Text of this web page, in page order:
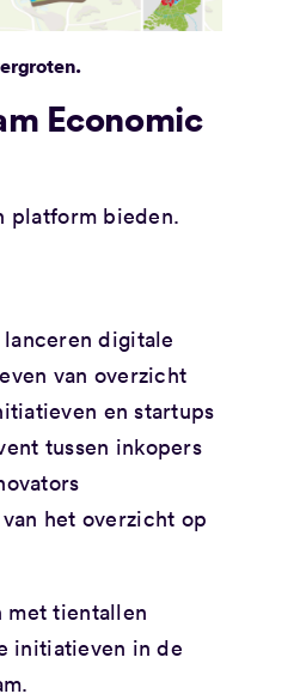
Economic
platform bieden.
digitale
van overzicht
en startups
tussen inkopers
het overzicht op
met tientallen
initiatieven in de